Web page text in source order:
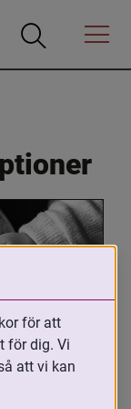
Öppna
Öppna
Menyn
för att
för dig. Vi
att vi kan